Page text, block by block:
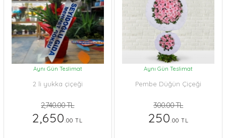
Aynı Gün Teslimat
2 li yukka çiçeği
2,740.00 TL
2,650.00 TL
Aynı Gün Teslimat
Pembe Düğün Çiçeği
300.00 TL
250.00 TL